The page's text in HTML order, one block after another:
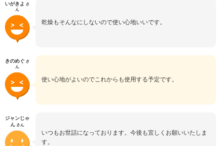
いがきよ さ
ん
乾燥もそんなにしないので使い心地いいです。
きのめぐ さ
ん
使い心地がよいのでこれからも使用する予定です。
ジャンじゃ
ん さん
いつもお世話になっております。今後も宜しくお願いいたしま
す。